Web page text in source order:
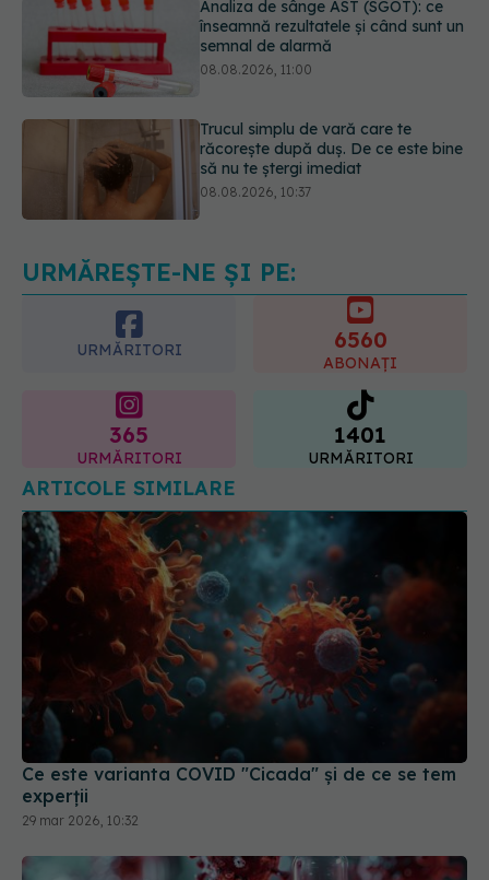
Trucul simplu de vară care te
răcorește după duș. De ce este bine
Bacteria din intestin care a crescut
forța musculară cu 30%
URMĂREȘTE-NE ȘI PE:
URMĂRITORI 6560
ABONAȚI
365
URMĂRITORI
1401
URMĂRITORI
ARTICOLE SIMILARE
Ce este varianta COVID "Cicada" și de ce se tem
experții
29 mar 2026, 10:32